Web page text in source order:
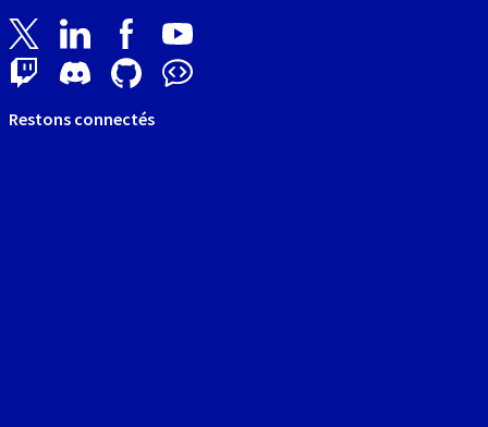
Restons connectés